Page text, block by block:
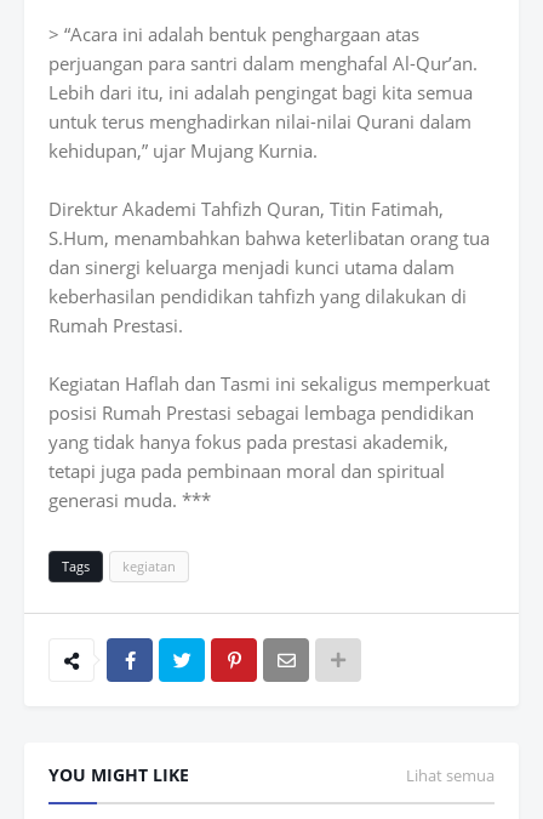
> “Acara ini adalah bentuk penghargaan atas
perjuangan para santri dalam menghafal Al-Qur’an.
Lebih dari itu, ini adalah pengingat bagi kita semua
untuk terus menghadirkan nilai-nilai Qurani dalam
kehidupan,” ujar Mujang Kurnia.
Direktur Akademi Tahfizh Quran, Titin Fatimah,
S.Hum, menambahkan bahwa keterlibatan orang tua
dan sinergi keluarga menjadi kunci utama dalam
keberhasilan pendidikan tahfizh yang dilakukan di
Rumah Prestasi.
Kegiatan Haflah dan Tasmi ini sekaligus memperkuat
posisi Rumah Prestasi sebagai lembaga pendidikan
yang tidak hanya fokus pada prestasi akademik,
tetapi juga pada pembinaan moral dan spiritual
generasi muda. ***
Tags kegiatan
YOU MIGHT LIKE Lihat semua